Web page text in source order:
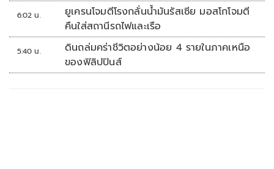
6:02 น.
ยูเครนโจมตีโรงกลั่นน้ำมันรัสเซีย มอสโกโจมตี
คืนใส่สถานีรถไฟและเรือ
5:40 น.
ดินถล่มคร่าชีวิตอย่างน้อย 4 รายในภาคเหนือ
ของฟิลิปปินส์